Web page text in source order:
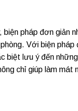
pháp đơn giản
Với biện pháp
biệt lưu ý đến
chỉ giúp làm mát